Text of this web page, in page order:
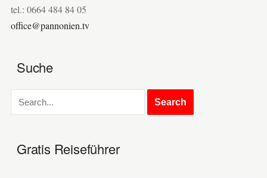
tel.: 0664 484 84 05
office@pannonien.tv
Suche
Gratis Reiseführer